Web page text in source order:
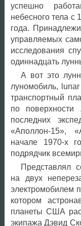
успешно
небесного тела с
года.
управляемых
исследования
одиннадцать
А вот это
луномобиль,
транспортный
по
последних
«Аполлон-15»,
начале 1970-х
подрядчик
Представлял
на двух
электромобилем
котором
планеты США
экипажа Дэвид